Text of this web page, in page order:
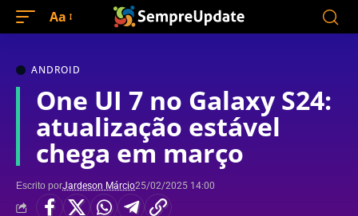
Aa
ANDROID
One UI 7 no Galaxy S24:
atualização estável
chega em março
Escrito porJardeson Márcio25/02/2025 14:00